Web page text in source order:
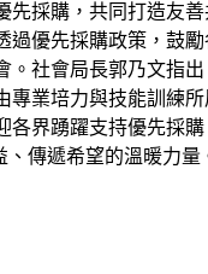
採購，共同打造友
優先採購政策，鼓
社會局長郭乃文指
業培力與技能訓練
界踴躍支持優先採
傳遞希望的溫暖力量